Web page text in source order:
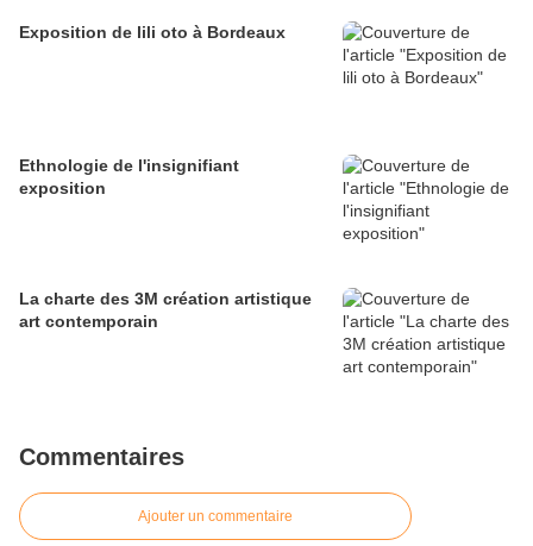
Exposition de lili oto à Bordeaux
Ethnologie de l'insignifiant
exposition
La charte des 3M création artistique
art contemporain
Commentaires
Ajouter un commentaire